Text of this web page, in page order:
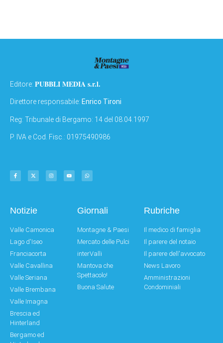
Editore: PUBBLI MEDIA s.r.l.
Direttore responsabile: Enrico Tironi
Reg: Tribunale di Bergamo: 14 del 08.04.1997
P. IVA e Cod. Fisc.: 01975490986
Notizie
Valle Camonica
Lago d'Iseo
Franciacorta
Valle Cavallina
Valle Seriana
Valle Brembana
Valle Imagna
Brescia ed
Hinterland
Bergamo ed
Giornali
Montagne & Paesi
Mercato delle Pulci
interValli
Mantova che
Spettacolo!
Buona Salute
Rubriche
Il medico di famiglia
Il parere del notaio
Il parere dell'avvocato
News Lavoro
Amministrazioni
Condominiali